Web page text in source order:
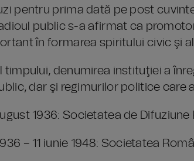
pentru prima dată pe post
public s-a afirmat ca
în formarea spiritului civic şi
timpului, denumirea instituţiei a
dar şi regimurilor politice care
1936: Societatea de
– 11 iunie 1948: Societatea